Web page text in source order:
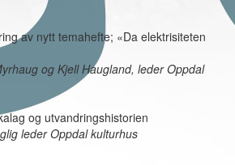
av nytt temahefte; «Da elektrisiteten
og Kjell Haugland, leder Oppdal
og utvandringshistorien
leder Oppdal kulturhus